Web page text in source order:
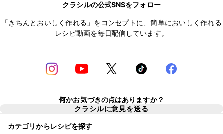
クラシルの公式SNSをフォロー
「きちんとおいしく作れる」をコンセプトに、簡単においしく作れる
レシピ動画を毎日配信しています。
何かお気づきの点はありますか？
クラシルに意見を送る
カテゴリからレシピを探す